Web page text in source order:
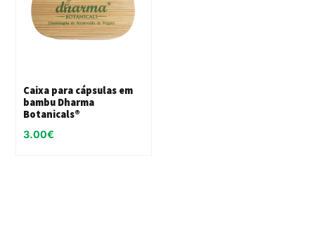
Caixa para cápsulas em
bambu Dharma
Botanicals®
3.00€